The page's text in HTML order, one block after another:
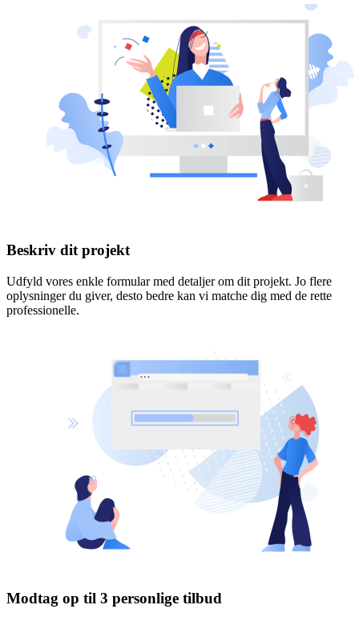
Beskriv dit projekt
Udfyld vores enkle formular med detaljer om dit projekt. Jo flere
oplysninger du giver, desto bedre kan vi matche dig med de rette
professionelle.
Modtag op til 3 personlige tilbud